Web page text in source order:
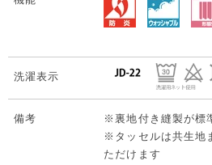
洗濯表示
備考
※裏地付き縫製が標
※タッセルは共生地
ただけます